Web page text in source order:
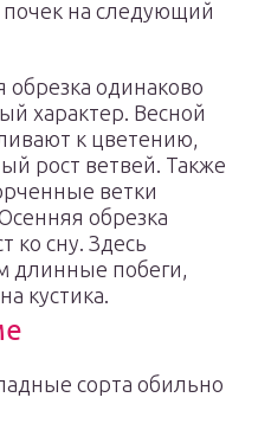
почек на следующий
обрезка одинаково
характер. Весной
к цветению,
рост ветвей. Также
ветки
обрезка
ко сну. Здесь
длинные побеги,
кустика.
сорта обильно